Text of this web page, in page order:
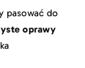
pasować do
oprawy